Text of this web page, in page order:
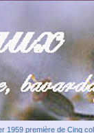
1959 première de Cinq